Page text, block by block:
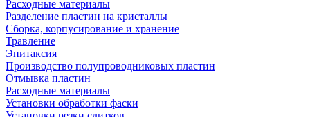
Расходные материалы
Разделение пластин на кристаллы
Сборка, корпусирование и хранение
Травление
Эпитаксия
Производство полупроводниковых пластин
Отмывка пластин
Расходные материалы
Установки обработки фаски